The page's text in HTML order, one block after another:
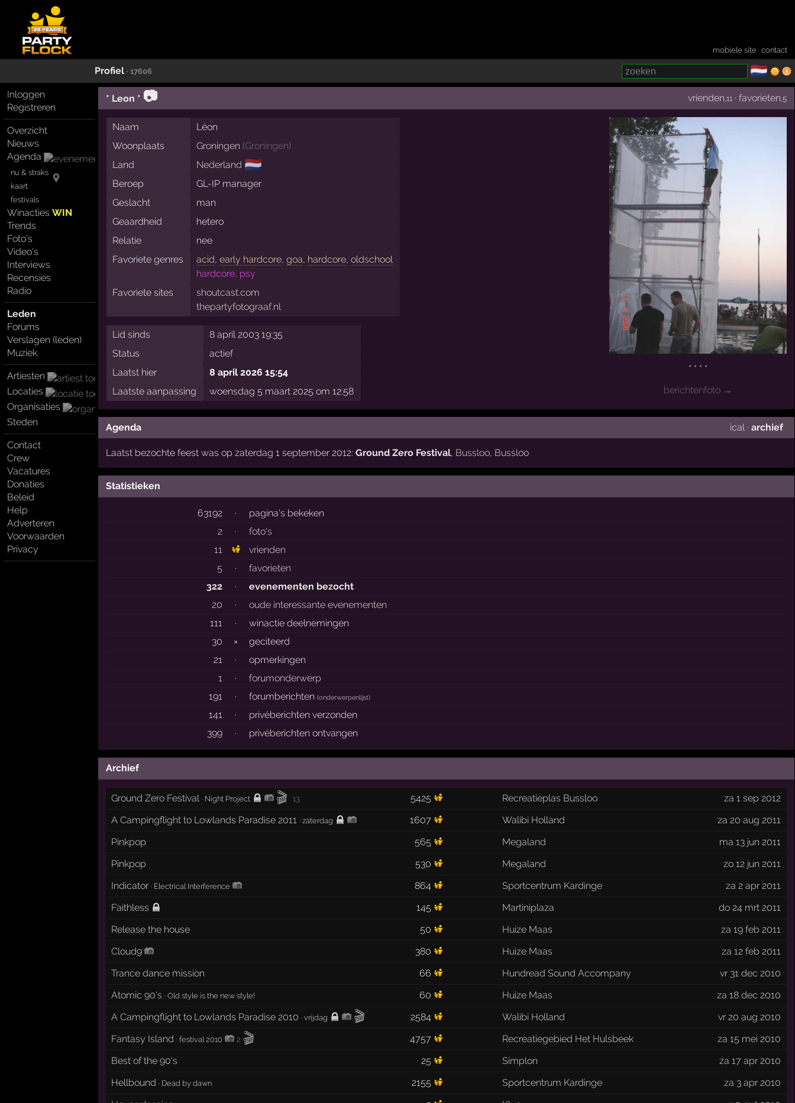
mobiele site ·contact
Profiel · 17606 🇳🇱
Inloggen
Registreren
Overzicht
Nieuws
Agenda
nu & straks
kaart
festivals
WinactiesWIN
Trends
Foto's
Video's
Interviews
Recensies
Radio
Leden
Forums
Verslagen (leden)
Muziek
Artiesten
Locaties
Organisaties
Steden
Contact
Crew
Vacatures
Donaties
Beleid
Help
Adverteren
Voorwaarden
Privacy
* Leon * 📷 vrienden ,11 ·favorieten ,5
* * * *
berichtenfoto →
Naam
Léon
Woonplaats
Groningen (Groningen)
Land
Nederland 🇳🇱
Beroep
GL-IP manager
Geslacht
man
Geaardheid
hetero
Relatie
nee
Favoriete genres
acid,early hardcore,goa, hardcore,oldschool
hardcore, psy
Favoriete sites
shoutcast.com
thepartyfotograaf.nl
Lid sinds
8 april 2003 19:35
Status
actief
Laatst hier
8 april 2026 15:54
Laatste aanpassing
woensdag 5 maart 2025 om 12:58
Agenda ical· archief
Laatst bezochte feest was op zaterdag 1 september 2012: Ground Zero Festival, Bussloo, Bussloo
Statistieken
63192 ·
pagina's bekeken
2
·
foto's
11
vrienden
5
·
favorieten
322
·
evenementen bezocht
20
·
oude interessante evenementen
111
·
winactie deelnemingen
30
×
geciteerd
21
·
opmerkingen
1
·
forumonderwerp
191
· forumberichten(onderwerpenlijst)
141 ·
privéberichten verzonden
399
· privéberichten ontvangen
Archief
Ground Zero Festival · Night Project 🎬 13 5425 Recreatieplas Bussloo
za 1 sep 2012
A Campingflight to Lowlands Paradise 2011 ·zaterdag 1607 Walibi Holland
za 20 aug 2011
Pinkpop
565 Megaland
ma 13 jun 2011
Pinkpop
530 Megaland
zo 12 jun 2011
Indicator · Electrical Interference 864 Sportcentrum Kardinge
za 2 apr 2011
Faithless
145 Martiniplaza
do 24 mrt 2011
Release the house
50 Huize Maas
za 19 feb 2011
Cloud9
380 Huize Maas
za 12 feb 2011
Trance dance mission
66 Hundread Sound Accompany
vr 31 dec 2010
Atomic 90's ·Old style is the new style! 60 Huize Maas
za 18 dec 2010
A Campingflight to Lowlands Paradise 2010 ·vrijdag 🎬 2584 Walibi Holland
vr 20 aug 2010
Fantasy Island ·festival 2010 2 🎬 4757 Recreatiegebied Het Hulsbeek
za 15 mei 2010
Best of the 90's
25 Simplon
za 17 apr 2010
Hellbound · Dead by dawn 2155 Sportcentrum Kardinge
za 3 apr 2010